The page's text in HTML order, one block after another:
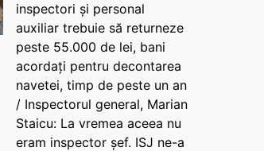
inspectori și personal
auxiliar trebuie să returneze
peste 55.000 de lei, bani
acordați pentru decontarea
navetei, timp de peste un an
/ Inspectorul general, Marian
Staicu: La vremea aceea nu
eram inspector șef. ISJ ne-a